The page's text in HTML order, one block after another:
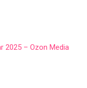
2025 – Ozon Media